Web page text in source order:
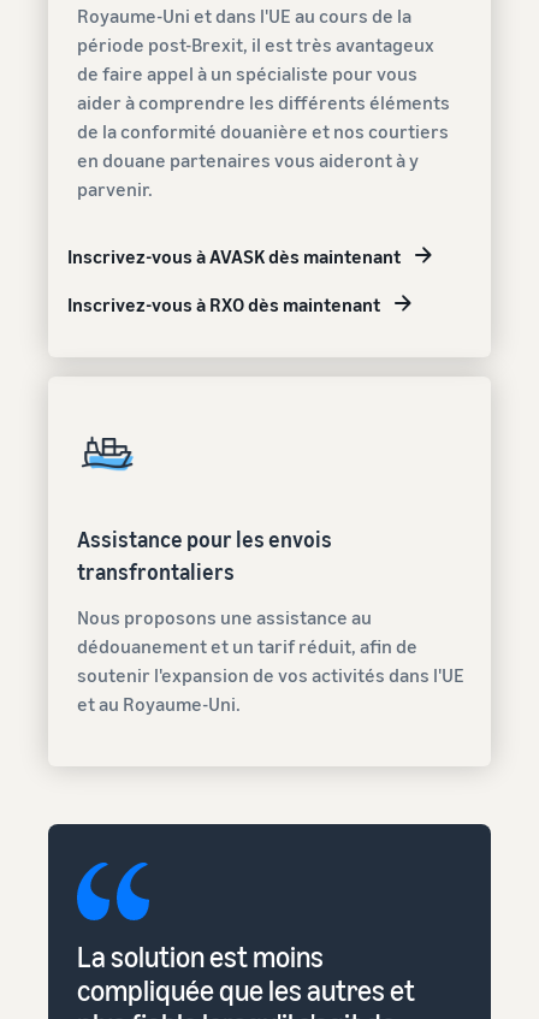
Royaume-Uni et dans l'UE au cours de la
période post-Brexit, il est très avantageux
de faire appel à un spécialiste pour vous
aider à comprendre les différents éléments
de la conformité douanière et nos courtiers
en douane partenaires vous aideront à y
parvenir.
Inscrivez-vous à AVASK dès maintenant
Inscrivez-vous à RXO dès maintenant
Assistance pour les envois
transfrontaliers
Nous proposons une assistance au
dédouanement et un tarif réduit, afin de
soutenir l'expansion de vos activités dans l'UE
et au Royaume-Uni.
La solution est moins
compliquée que les autres et